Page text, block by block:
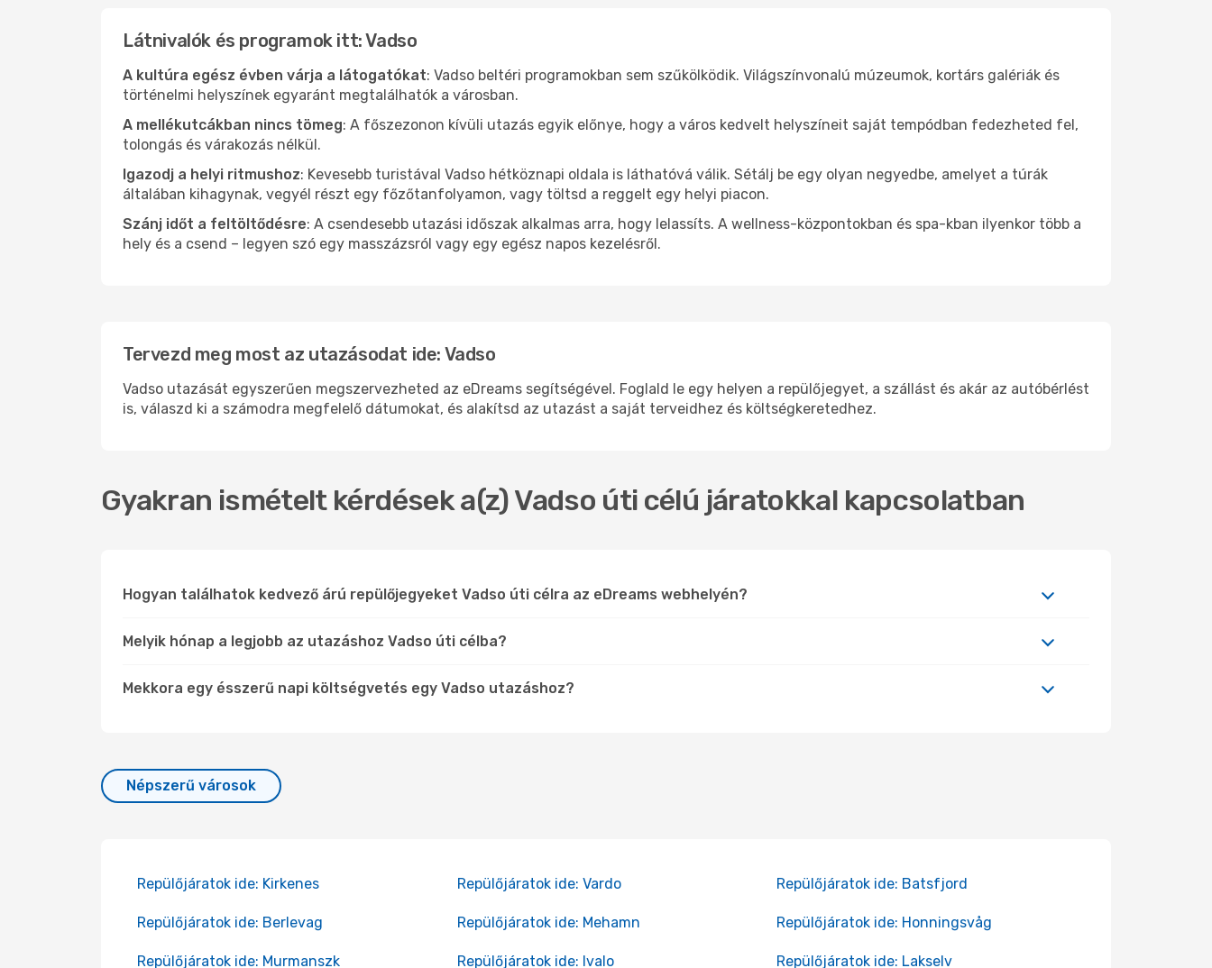
Látnivalók és programok itt: Vadso
A kultúra egész évben várja a látogatókat: Vadso beltéri programokban sem szűkölködik. Világszínvonalú múzeumok, kortárs galériák és
történelmi helyszínek egyaránt megtalálhatók a városban.
A mellékutcákban nincs tömeg: A főszezonon kívüli utazás egyik előnye, hogy a város kedvelt helyszíneit saját tempódban fedezheted fel,
tolongás és várakozás nélkül.
Igazodj a helyi ritmushoz: Kevesebb turistával Vadso hétköznapi oldala is láthatóvá válik. Sétálj be egy olyan negyedbe, amelyet a túrák
általában kihagynak, vegyél részt egy főzőtanfolyamon, vagy töltsd a reggelt egy helyi piacon.
Szánj időt a feltöltődésre: A csendesebb utazási időszak alkalmas arra, hogy lelassíts. A wellness-központokban és spa-kban ilyenkor több a
hely és a csend – legyen szó egy masszázsról vagy egy egész napos kezelésről.
Tervezd meg most az utazásodat ide: Vadso
Vadso utazását egyszerűen megszervezheted az eDreams segítségével. Foglald le egy helyen a repülőjegyet, a szállást és akár az autóbérlést
is, válaszd ki a számodra megfelelő dátumokat, és alakítsd az utazást a saját terveidhez és költségkeretedhez.
Gyakran ismételt kérdések a(z) Vadso úti célú járatokkal kapcsolatban
Hogyan találhatok kedvező árú repülőjegyeket Vadso úti célra az eDreams webhelyén?
Melyik hónap a legjobb az utazáshoz Vadso úti célba?
Mekkora egy ésszerű napi költségvetés egy Vadso utazáshoz?
Népszerű városok
Repülőjáratok ide: Kirkenes Repülőjáratok ide: Vardo Repülőjáratok ide: Batsfjord
Repülőjáratok ide: Berlevag Repülőjáratok ide: Mehamn Repülőjáratok ide: Honningsvåg
Repülőjáratok ide: Murmanszk Repülőjáratok ide: Ivalo Repülőjáratok ide: Lakselv